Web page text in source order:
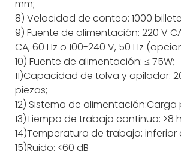
mm;
8) Velocidad de conteo: 1000
9) Fuente de alimentación: 220 V
CA, 60 Hz o 100-240 V, 50 Hz
10) Fuente de alimentación: ≤ 75W;
11)Capacidad de tolva y apilador:
piezas;
12) Sistema de alimentación:Carga
13)Tiempo de trabajo continuo: >8
14)Temperatura de trabajo: inferior
15)Ruido: <60 dB